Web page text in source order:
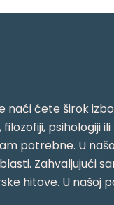
naći ćete širok
psihologiji
potrebne. U
Zahvaljujući
hitove. U našoj